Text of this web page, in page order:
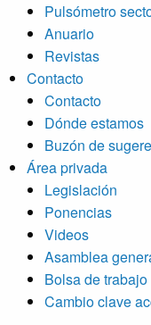
Pulsómetro
Anuario
Revistas
Contacto
Contacto
Dónde estamos
Buzón de
Área privada
Legislación
Ponencias
Videos
Asamblea
Bolsa de trabajo
Cambio clave